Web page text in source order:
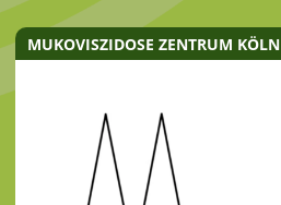
MUKOVISZIDOSE ZENTRUM KÖLN